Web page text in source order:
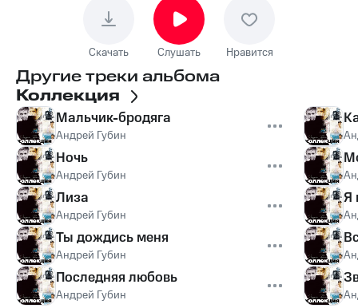
Скачать Слушать Нравится
Другие треки альбома
Коллекция
Мальчик-бродяга
Андрей Губин
Ночь
Андрей Губин
Лиза
Андрей Губин
Ты дождись меня
Андрей Губин
Последняя любовь
Андрей Губин
Я